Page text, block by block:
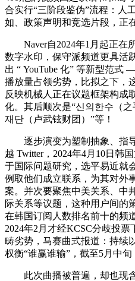
合实行“三阶段鉴伪”流程：
如、政策声明和竞选片段，正
Naver自2024年1月起正在
数字水印，保守派频道更具活
出 “ YouTube 化” 等新型范
播放量占领劣势，比拟之下，
反映机械人正在议题框架构成
化。其后顺次是“신의한수（
재단（卢武铉财团）”等！
逐步演变为塑制抽象、指导
越 Twitter，2024年4月10日韩
于国际问题研究，选平易近就
例取他们成立联系，为其对外
案。并次要聚焦中美关系、中
际关系等议题，这种用户间的
在韩国订阅人数排名前十的频
2024年2月才经KCSC分歧投
畴劣势，马赛曲式报道：持续
权衡“谁赢谁输”，截至5月中旬
此次曲播被普遍，却也现